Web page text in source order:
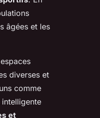
âgées et les
diverses et
comme
et